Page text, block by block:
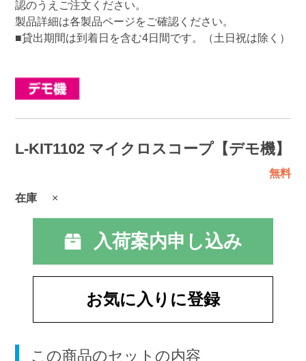
認のうえご注文ください。
製品詳細は各製品ページをご確認ください。
■貸出期間は到着日を含む4日間です。（土日祝は除く）
L-KIT1102 マイクロスコープ【デモ機】
無料
在庫
×
お気に入りに登録
入荷案内申し込み
この商品のセットの内容